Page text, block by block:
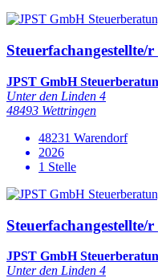
Steuerfachangestellte/
JPST GmbH
Unter den Linden 4
48493 Wettringen
48231 Warendorf
2026
1 Stelle
Steuerfachangestellte/
JPST GmbH
Unter den Linden 4